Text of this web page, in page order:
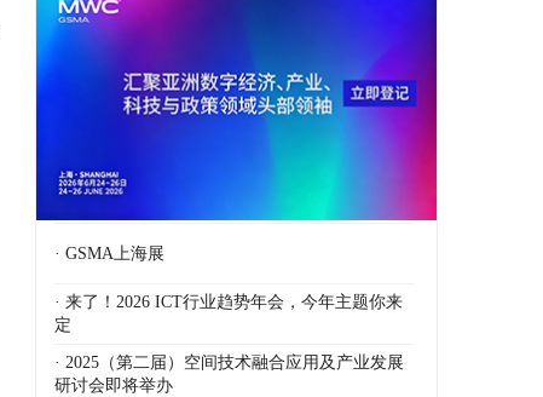
· GSMA上海展
· 来了！2026 ICT行业趋势年会，今年主题你来
定
· 2025（第二届）空间技术融合应用及产业发展
研讨会即将举办